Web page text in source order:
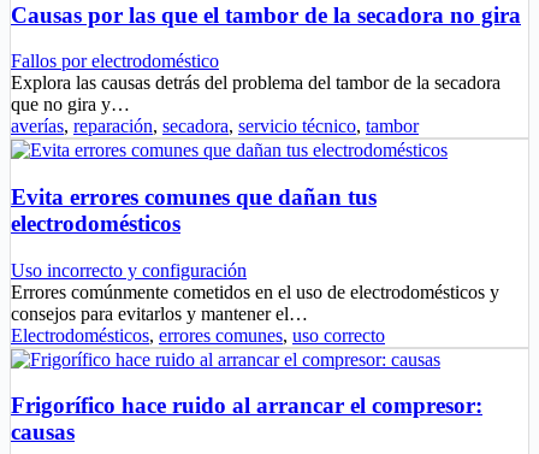
Causas por las que el tambor de la secadora no gira
Fallos por electrodoméstico
Explora las causas detrás del problema del tambor de la secadora
que no gira y…
averías, reparación, secadora, servicio técnico, tambor
Evita errores comunes que dañan tus
electrodomésticos
Uso incorrecto y configuración
Errores comúnmente cometidos en el uso de electrodomésticos y
consejos para evitarlos y mantener el…
Electrodomésticos, errores comunes, uso correcto
Frigorífico hace ruido al arrancar el compresor:
causas